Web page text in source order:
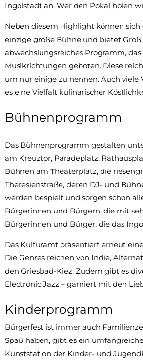
Ingolstadt an. Wer den Pokal holen
Neben diesem Highlight können
einzige große Bühne und bietet
abwechslungsreiches Programm,
Musikrichtungen geboten. Diese
um nur einige zu nennen. Auch
es eine Vielfalt kulinarischer
Bühnenprogramm
Das Bühnenprogramm gestalten
am Kreuztor, Paradeplatz,
Bühnen am Theaterplatz, die
Theresienstraße, deren DJ- und
werden bespielt und sorgen schon
Bürgerinnen und Bürgern, die mit
Bürgerinnen und Bürger, die das
Das Kulturamt präsentiert erneut
Die Genres reichen von Indie,
den Griesbad-Kiez. Zudem gibt es
Electronic Jazz – garniert mit den
Kinderprogramm
Bürgerfest ist immer auch
Spaß haben, gibt es ein
Kunststation der Kinder- und